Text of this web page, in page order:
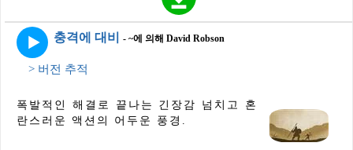
충격에 대비 - ~에 의해 David Robson
> 버전 추적
폭발적인 해결로 끝나는 긴장감 넘치고 혼
란스러운 액션의 어두운 풍경.